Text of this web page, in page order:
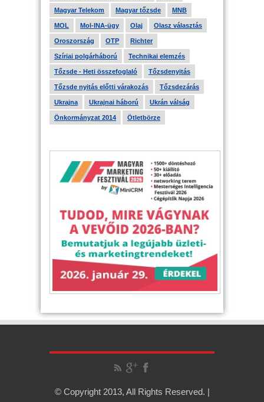
Magyar Telekom Magyar tőzsde MNB
MOL Mol-INA-ügy Olaj Olasz választás
Oroszország OTP Richter
Szíriai polgárháború Technikai elemzés
Tőzsde - Heti összefoglaló Tőzsdenyitás
Tőzsde nyitás előtti várakozás Tőzsdezárás
Ukrajna Ukrajnai háború Ukrán válság
Önkormányzat 2014 Ötletbörze
© Copyright 2013, All Rights Reserved. |